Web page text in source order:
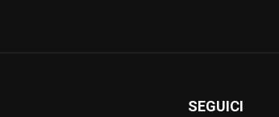
SEGUICI